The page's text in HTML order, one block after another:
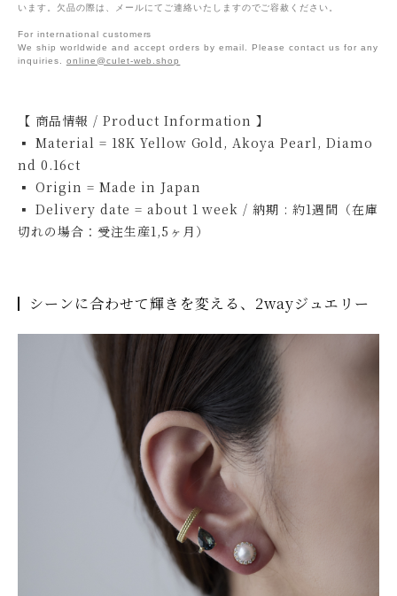
います。欠品の際は、メールにてご連絡いたしますのでご容赦ください。
For international customers
We ship worldwide and accept orders by email. Please contact us for any
inquiries. online@culet-web.shop
【 商品情報 / Product Information 】
▪ Material = 18K Yellow Gold, Akoya Pearl, Diamo
nd 0.16ct
▪ Origin = Made in Japan
▪ Delivery date = about 1 week / 納期 : 約1週間（在庫
切れの場合：受注生産1,5ヶ月）
シーンに合わせて輝きを変える、2wayジュエリー